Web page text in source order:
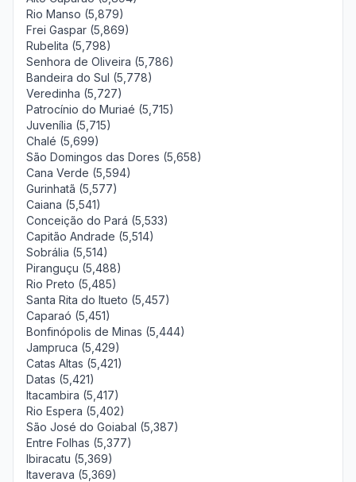
Rio Manso (5,879)
Frei Gaspar (5,869)
Rubelita (5,798)
Senhora de Oliveira (5,786)
Bandeira do Sul (5,778)
Veredinha (5,727)
Patrocínio do Muriaé (5,715)
Juvenília (5,715)
Chalé (5,699)
São Domingos das Dores (5,658)
Cana Verde (5,594)
Gurinhatã (5,577)
Caiana (5,541)
Conceição do Pará (5,533)
Capitão Andrade (5,514)
Sobrália (5,514)
Piranguçu (5,488)
Rio Preto (5,485)
Santa Rita do Itueto (5,457)
Caparaó (5,451)
Bonfinópolis de Minas (5,444)
Jampruca (5,429)
Catas Altas (5,421)
Datas (5,421)
Itacambira (5,417)
Rio Espera (5,402)
São José do Goiabal (5,387)
Entre Folhas (5,377)
Ibiracatu (5,369)
Itaverava (5,369)